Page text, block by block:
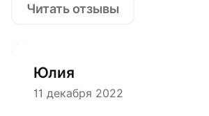
Читать отзывы
Юлия
11 декабря 2022